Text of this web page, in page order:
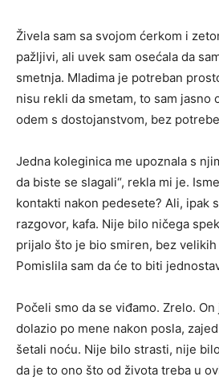
Živela sam sa svojom ćerkom i
pažljivi, ali uvek sam osećala da
smetnja. Mladima je potreban
nisu rekli da smetam, to sam jasno
odem s dostojanstvom, bez
Jedna koleginica me upoznala s
da biste se slagali“, rekla mi je.
kontakti nakon pedesete? Ali, ipak
razgovor, kafa. Nije bilo ničega
prijalo što je bio smiren, bez
Pomislila sam da će to biti
Počeli smo da se viđamo. Zrelo.
dolazio po mene nakon posla,
šetali noću. Nije bilo strasti, nije
da je to ono što od života treba u